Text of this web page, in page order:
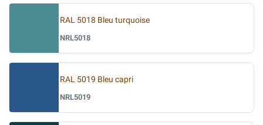
RAL 5018 Bleu turquoise
NRL5018
RAL 5019 Bleu capri
NRL5019